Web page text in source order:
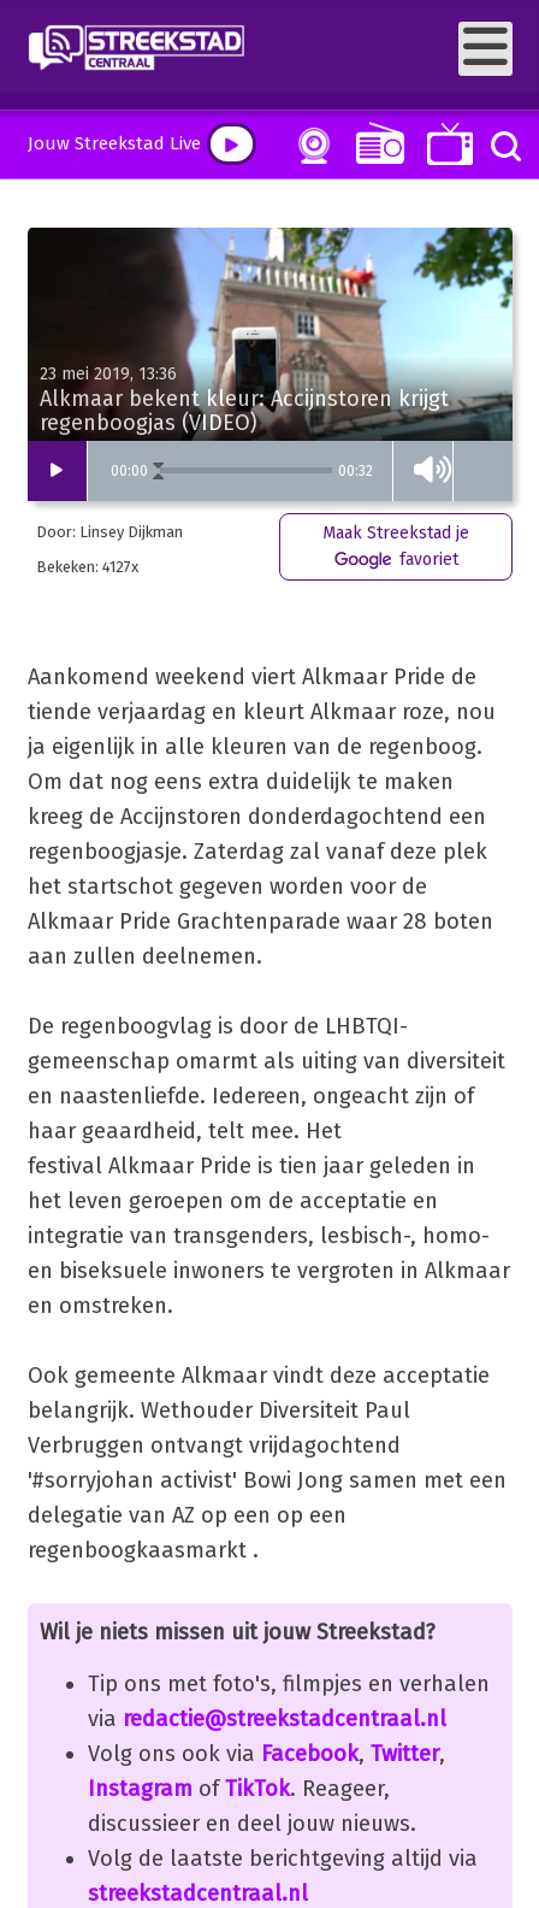
Jouw Streekstad Live
00:00 00:32
23 mei 2019, 13:36
Alkmaar bekent kleur: Accijnstoren krijgt
regenboogjas (VIDEO)
Door: Linsey Dijkman
Bekeken: 4127x
Maak Streekstad je
favoriet
Aankomend weekend viert Alkmaar Pride de
tiende verjaardag en kleurt Alkmaar roze, nou
ja eigenlijk in alle kleuren van de regenboog.
Om dat nog eens extra duidelijk te maken
kreeg de Accijnstoren donderdagochtend een
regenboogjasje. Zaterdag zal vanaf deze plek
het startschot gegeven worden voor de
Alkmaar Pride Grachtenparade waar 28 boten
aan zullen deelnemen.
De regenboogvlag is door de LHBTQI-
gemeenschap omarmt als uiting van diversiteit
en naastenliefde. Iedereen, ongeacht zijn of
haar geaardheid, telt mee. Het
festival Alkmaar Pride is tien jaar geleden in
het leven geroepen om de acceptatie en
integratie van transgenders, lesbisch-, homo-
en biseksuele inwoners te vergroten in Alkmaar
en omstreken.
Ook gemeente Alkmaar vindt deze acceptatie
belangrijk. Wethouder Diversiteit Paul
Verbruggen ontvangt vrijdagochtend
'#sorryjohan activist' Bowi Jong samen met een
delegatie van AZ op een op een
regenboogkaasmarkt .
Wil je niets missen uit jouw Streekstad?
Tip ons met foto's, filmpjes en verhalen
via redactie@streekstadcentraal.nl
Volg ons ook via Facebook, Twitter,
Instagram ofTikTok. Reageer,
discussieer en deel jouw nieuws.
Volg de laatste berichtgeving altijd via
streekstadcentraal.nl